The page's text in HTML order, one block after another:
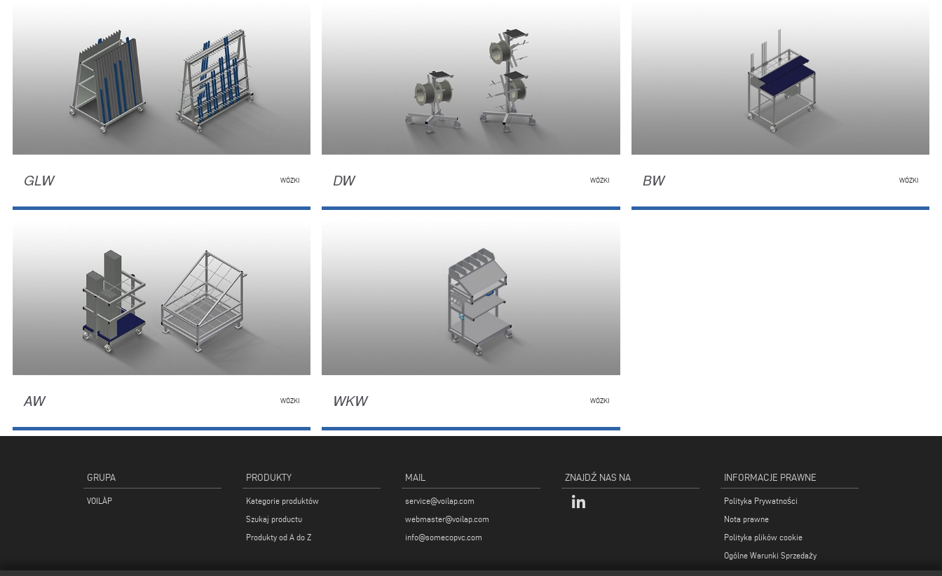
GLW WÓZKI DW WÓZKI BW WÓZKI
AW WÓZKI WKW WÓZKI
GRUPA
VOILÀP
PRODUKTY
Kategorie produktów
Szukaj productu
Produkty od A do Z
MAIL
service@voilap.com
webmaster@voilap.com
info@somecopvc.com
ZNAJDŹ NAS NA INFORMACJE PRAWNE
Polityka Prywatności
Nota prawne
Polityka plików cookie
Ogólne Warunki Sprzedaży